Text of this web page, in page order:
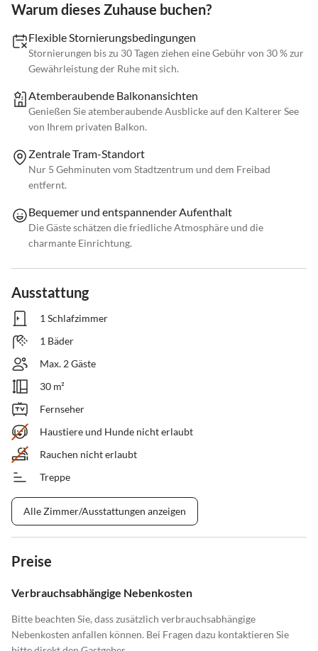
Warum dieses Zuhause buchen?
Flexible Stornierungsbedingungen
Stornierungen bis zu 30 Tagen ziehen eine Gebühr von 30 % zur
Gewährleistung der Ruhe mit sich.
Atemberaubende Balkonansichten
Genießen Sie atemberaubende Ausblicke auf den Kalterer See
von Ihrem privaten Balkon.
Zentrale Tram-Standort
Nur 5 Gehminuten vom Stadtzentrum und dem Freibad
entfernt.
Bequemer und entspannender Aufenthalt
Die Gäste schätzen die friedliche Atmosphäre und die
charmante Einrichtung.
Ausstattung
1 Schlafzimmer
1 Bäder
Max. 2 Gäste
30 m²
Fernseher
Haustiere und Hunde nicht erlaubt
Rauchen nicht erlaubt
Treppe
Alle Zimmer/Ausstattungen anzeigen
Preise
Verbrauchsabhängige Nebenkosten
Bitte beachten Sie, dass zusätzlich verbrauchsabhängige
Nebenkosten anfallen können. Bei Fragen dazu kontaktieren Sie